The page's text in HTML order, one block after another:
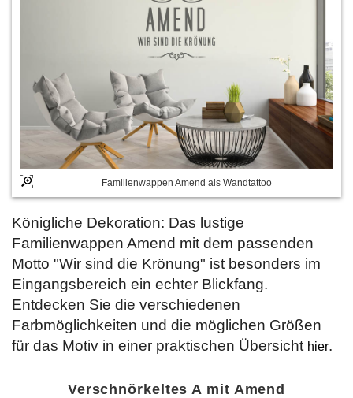
Familienwappen Amend als Wandtattoo
Königliche Dekoration: Das lustige
Familienwappen Amend mit dem passenden
Motto "Wir sind die Krönung" ist besonders im
Eingangsbereich ein echter Blickfang.
Entdecken Sie die verschiedenen
Farbmöglichkeiten und die möglichen Größen
für das Motiv in einer praktischen Übersicht hier.
Verschnörkeltes A mit Amend